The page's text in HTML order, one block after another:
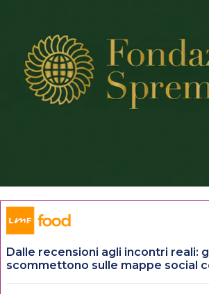
Dalle recensioni agli incontri reali:
scommettono sulle mappe social